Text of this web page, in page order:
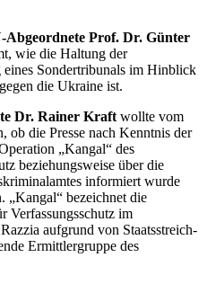
Abgeordnete Prof. Dr. Günter
wie die Haltung der
Sondertribunals im Hinblick
die Ukraine ist.
Dr. Rainer Kraftwollte vom
ob die Presse nach Kenntnis der
„Kangal“ des
beziehungsweise über die
informiert wurde
„Kangal“ bezeichnet die
Verfassungsschutz im
aufgrund von Staatsstreich-
Ermittlergruppe des